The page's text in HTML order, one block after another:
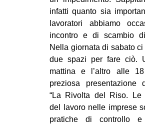
infatti quanto sia
lavoratori abbiamo
incontro e di scambio
Nella giornata di sabato
due spazi per fare ciò.
mattina e l’altro alle
preziosa presentazione
“La Rivolta del Riso. Le
del lavoro nelle imprese
pratiche di controllo e